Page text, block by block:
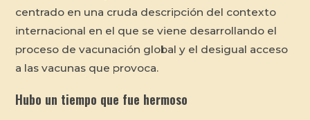
centrado en una cruda descripción del contexto
internacional en el que se viene desarrollando el
proceso de vacunación global y el desigual acceso
a las vacunas que provoca.
Hubo un tiempo que fue hermoso